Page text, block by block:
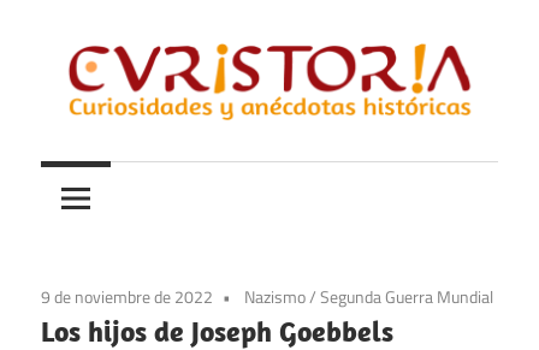
contenido
Curistoria
y
anécdotas
historia
9 de noviembre de 2022 Nazismo/Segunda Guerra Mundial
Los hijos de Joseph Goebbels